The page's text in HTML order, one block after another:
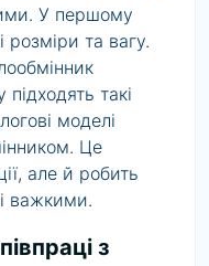
У першому
та вагу.
такі
моделі
Це
але й робить
важкими.
з